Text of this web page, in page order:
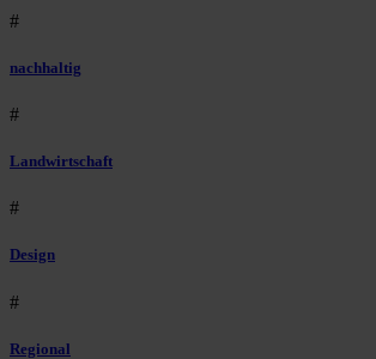
#
nachhaltig
#
Landwirtschaft
#
Design
#
Regional